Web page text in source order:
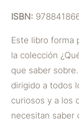
ISBN:
Este libro forma
la colección
que saber
dirigido a todos
curiosos y a los
necesitan saber